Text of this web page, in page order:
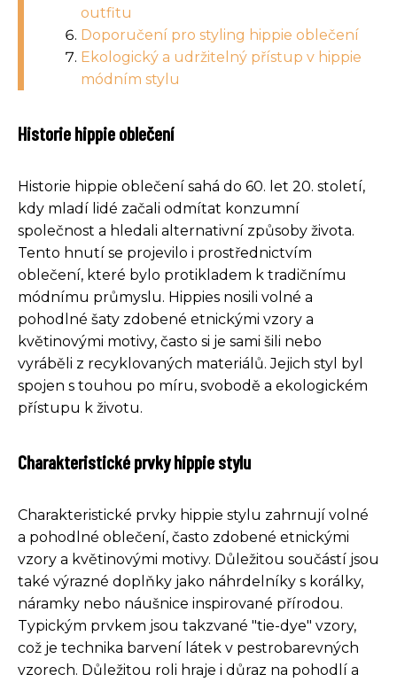
outfitu
Doporučení pro styling hippie oblečení
Ekologický a udržitelný přístup v hippie
módním stylu
Historie hippie oblečení
Historie hippie oblečení sahá do 60. let 20. století,
kdy mladí lidé začali odmítat konzumní
společnost a hledali alternativní způsoby života.
Tento hnutí se projevilo i prostřednictvím
oblečení, které bylo protikladem k tradičnímu
módnímu průmyslu. Hippies nosili volné a
pohodlné šaty zdobené etnickými vzory a
květinovými motivy, často si je sami šili nebo
vyráběli z recyklovaných materiálů. Jejich styl byl
spojen s touhou po míru, svobodě a ekologickém
přístupu k životu.
Charakteristické prvky hippie stylu
Charakteristické prvky hippie stylu zahrnují volné
a pohodlné oblečení, často zdobené etnickými
vzory a květinovými motivy. Důležitou součástí jsou
také výrazné doplňky jako náhrdelníky s korálky,
náramky nebo náušnice inspirované přírodou.
Typickým prvkem jsou takzvané "tie-dye" vzory,
což je technika barvení látek v pestrobarevných
vzorech. Důležitou roli hraje i důraz na pohodlí a